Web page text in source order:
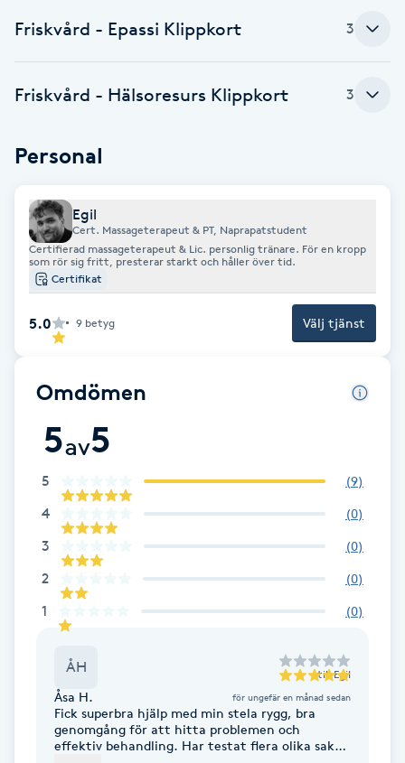
Gravidmassage
Gravidyoga
Gruppträning
Gua Sha-massage
Hatha Yoga
Healing
Herrklippning
Hollywood Peel
Hot Stone Massage
Hudföryngring
Friskvård - Epassi Klippkort 3
Friskvård - Hälsoresurs Klippkort 3
Personal
Egil
Cert. Massageterapeut & PT, Naprapatstudent
Certifierad massageterapeut & Lic. personlig tränare. För en kropp
som rör sig fritt, presterar starkt och håller över tid.
Certifikat
5.0 9 betyg Välj tjänst
Omdömen
5av5
5 (9)
4 (0)
3 (0)
2 (0)
1 (0)
ÅH till Egil
Åsa H. för ungefär en månad sedan
Fick superbra hjälp med min stela rygg, bra
genomgång för att hitta problemen och
effektiv behandling. Har testat flera olika saker